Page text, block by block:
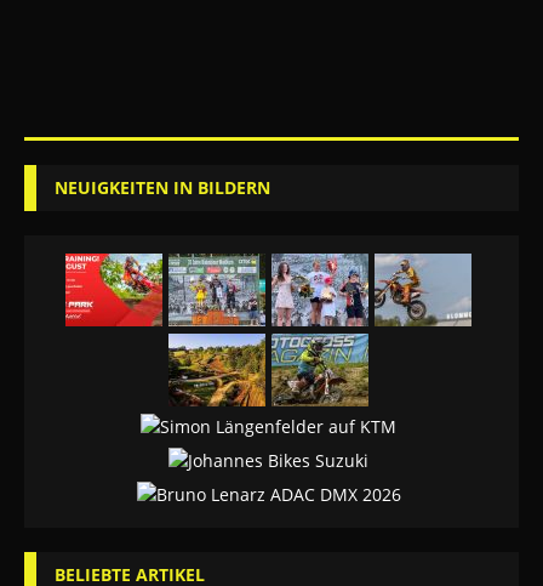
NEUIGKEITEN IN BILDERN
BELIEBTE ARTIKEL